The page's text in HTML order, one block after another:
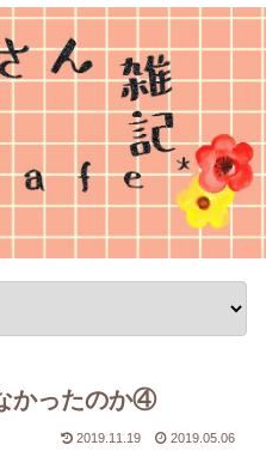
かったのか④
2019.11.19 2019.05.06